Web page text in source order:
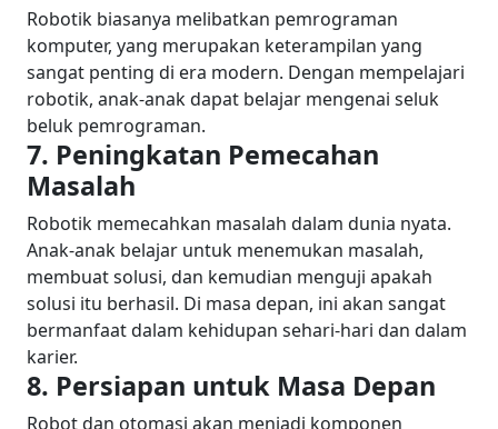
Robotik biasanya melibatkan pemrograman
komputer, yang merupakan keterampilan yang
sangat penting di era modern. Dengan mempelajari
robotik, anak-anak dapat belajar mengenai seluk
beluk pemrograman.
7. Peningkatan Pemecahan
Masalah
Robotik memecahkan masalah dalam dunia nyata.
Anak-anak belajar untuk menemukan masalah,
membuat solusi, dan kemudian menguji apakah
solusi itu berhasil. Di masa depan, ini akan sangat
bermanfaat dalam kehidupan sehari-hari dan dalam
karier.
8. Persiapan untuk Masa Depan
Robot dan otomasi akan menjadi komponen